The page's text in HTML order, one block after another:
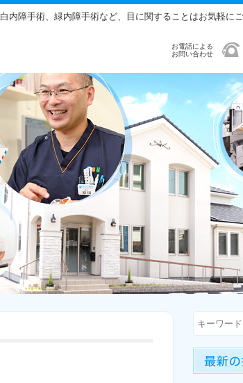
障手術、緑内障手術など、目に関することはお気軽にご
お電話による
お問い合わせ